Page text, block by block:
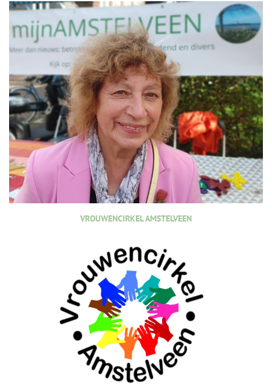
VROUWENCIRKEL AMSTELVEEN